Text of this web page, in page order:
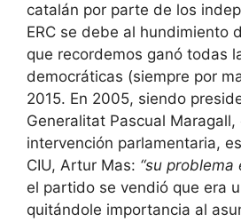
catalán por parte de los
ERC se debe al hundimiento
que recordemos ganó todas
democráticas (siempre por
2015. En 2005, siendo
Generalitat Pascual Maragall,
intervención parlamentaria,
CIU, Artur Mas: “su problema
el partido se vendió que era
quitándole importancia al